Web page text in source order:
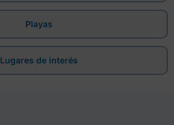
Playas
Lugares de interés